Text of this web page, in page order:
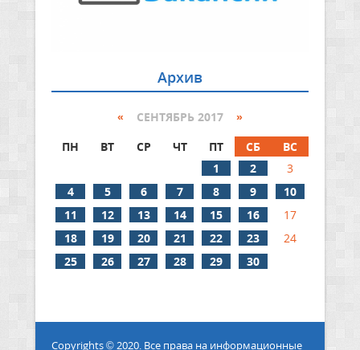
Архив
« СЕНТЯБРЬ 2017 »
ПН
ВТ СР ЧТ ПТ СБ
ВС
1
2
3
4
5 6 7 8 9
10
11
12 13 14 15 16
17
18
19 20 21 22 23
24
25
26 27 28 29 30
Copyrights © 2020. Все права на информационные